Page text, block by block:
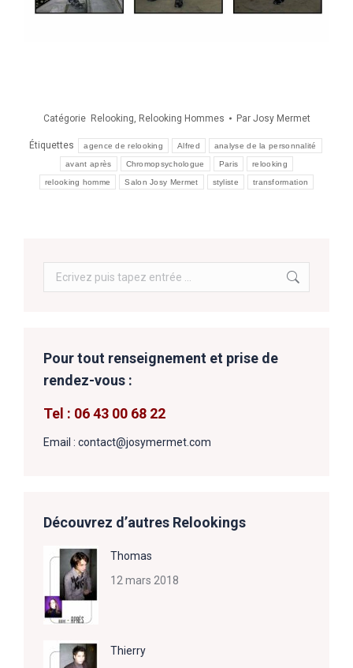
Catégorie Relooking, Relooking Hommes Par Josy Mermet
Étiquettes agence de relooking Alfred analyse de la personnalité
avant après Chromopsychologue Paris relooking
relooking homme Salon Josy Mermet styliste transformation
Search:
Pour tout renseignement et prise de
rendez-vous :
Tel : 06 43 00 68 22
Email : contact@josymermet.com
Découvrez d’autres Relookings
Thomas
12 mars 2018
Thierry